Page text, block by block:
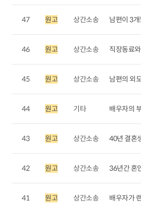
47 원고 상간소송 남편이 3
46 원고 상간소송 직장동료
45 원고 상간소송 남편의 외
44 원고 기타 배우자의
43 원고 상간소송 40년 결혼
42 원고 상간소송 36년간 혼
41 원고 상간소송 배우자가